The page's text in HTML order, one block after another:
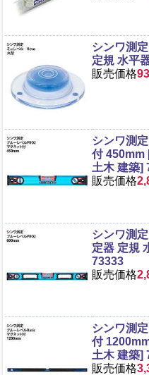
シンワ測
定規 水平
販売価格
シンワ測
付 450mm
土木 建築]
販売価格
シンワ測
定器 定規
73333
販売価格
シンワ測
付
土木 建築]
販売価格